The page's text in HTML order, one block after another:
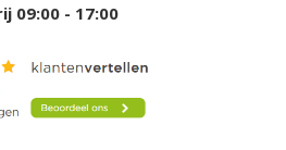
09:00 - 17:00